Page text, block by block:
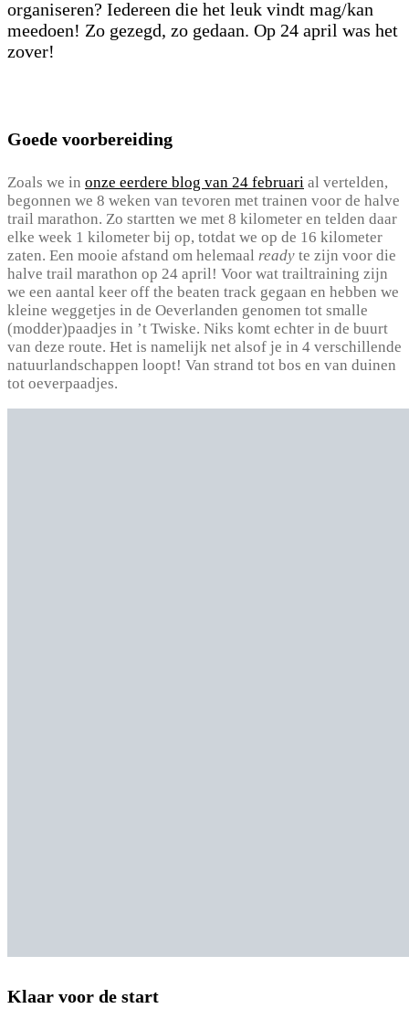
organiseren? Iedereen die het leuk vindt mag/kan
meedoen! Zo gezegd, zo gedaan. Op 24 april was het
zover!
Goede voorbereiding
Zoals we in onze eerdere blog van 24 februari al vertelden,
begonnen we 8 weken van tevoren met trainen voor de halve
trail marathon. Zo startten we met 8 kilometer en telden daar
elke week 1 kilometer bij op, totdat we op de 16 kilometer
zaten. Een mooie afstand om helemaal ready te zijn voor die
halve trail marathon op 24 april! Voor wat trailtraining zijn
we een aantal keer off the beaten track gegaan en hebben we
kleine weggetjes in de Oeverlanden genomen tot smalle
(modder)paadjes in ’t Twiske. Niks komt echter in de buurt
van deze route. Het is namelijk net alsof je in 4 verschillende
natuurlandschappen loopt! Van strand tot bos en van duinen
tot oeverpaadjes.
Klaar voor de start